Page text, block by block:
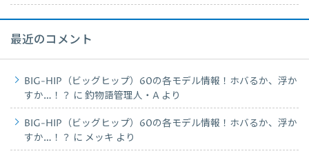
最近のコメント
BIG-HIP（ビッグヒップ）60の各モデル情報！ホバるか、浮か
すか…！？ に 釣物語管理人・A より
BIG-HIP（ビッグヒップ）60の各モデル情報！ホバるか、浮か
すか…！？ に メッキ より